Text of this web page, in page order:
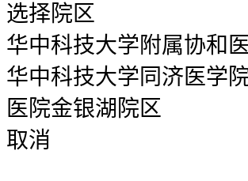
选择院区
华中科技大学附属协和
华中科技大学同济医学
医院金银湖院区
取消